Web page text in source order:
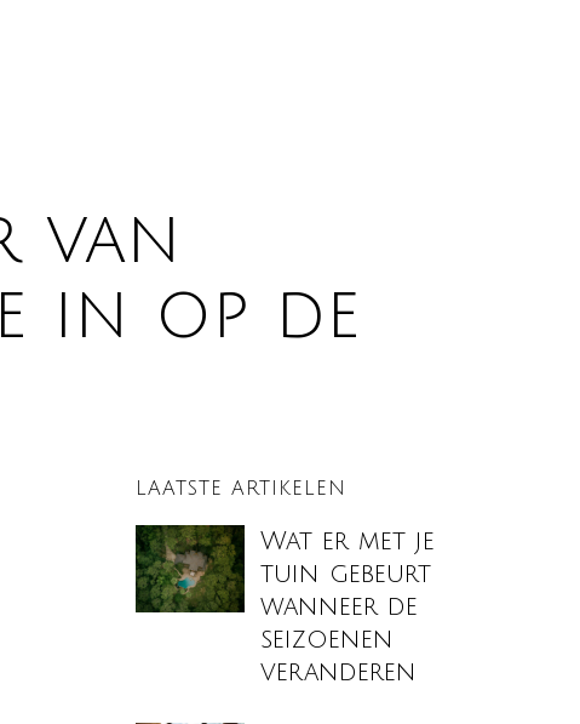
van
in op de
LAATSTE ARTIKELEN
Wat er met je
tuin gebeurt
wanneer de
seizoenen
veranderen